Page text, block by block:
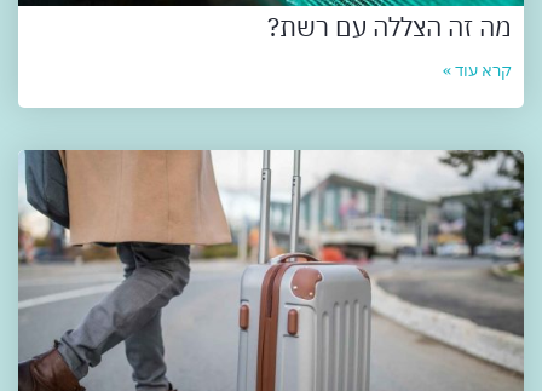
מה זה הצללה עם רשת?
קרא עוד »